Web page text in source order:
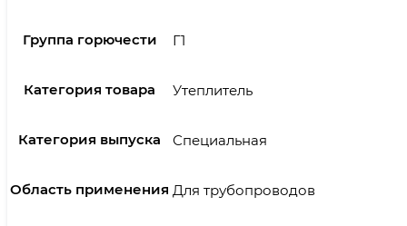
Группа горючести Г1
Категория товара Утеплитель
Категория выпуска Специальная
Область применения Для трубопроводов